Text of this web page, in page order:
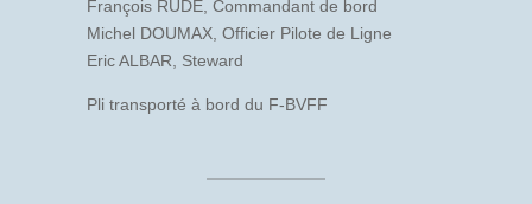
François RUDE, Commandant de bord
Michel DOUMAX, Officier Pilote de Ligne
Eric ALBAR, Steward
Pli transporté à bord du F-BVFF